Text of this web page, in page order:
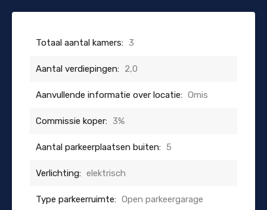
Totaal aantal kamers: 3
Aantal verdiepingen: 2,0
Aanvullende informatie over locatie: Omis
Commissie koper: 3%
Aantal parkeerplaatsen buiten: 5
Verlichting: elektrisch
Type parkeerruimte: Open parkeergarage